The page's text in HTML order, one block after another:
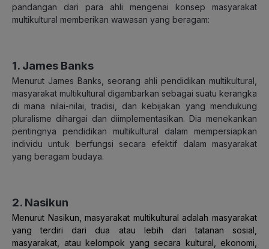
pandangan dari para ahli mengenai konsep masyarakat
multikultural memberikan wawasan yang beragam:
1. James Banks
Menurut James Banks, seorang ahli pendidikan multikultural,
masyarakat multikultural digambarkan sebagai suatu kerangka
di mana nilai-nilai, tradisi, dan kebijakan yang mendukung
pluralisme dihargai dan diimplementasikan. Dia menekankan
pentingnya pendidikan multikultural dalam mempersiapkan
individu untuk berfungsi secara efektif dalam masyarakat
yang beragam budaya.
2. Nasikun
Menurut Nasikun, masyarakat multikultural adalah masyarakat
yang terdiri dari dua atau lebih dari tatanan sosial,
masyarakat, atau kelompok yang secara kultural, ekonomi,